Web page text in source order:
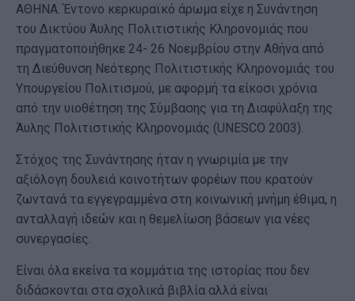
ΑΘΗΝΑ. Έντονο κερκυραϊκό άρωμα είχε η Συνάντηση
του Δικτύου Άυλης Πολιτιστικής Κληρονομιάς που
πραγματοποιήθηκε 24- 26 Νοεμβρίου στην Αθήνα από
τη Διεύθυνση Νεότερης Πολιτιστικής Κληρονομιάς του
Υπουργείου Πολιτισμού, με αφορμή τα είκοσι χρόνια
από την υιοθέτηση της Σύμβασης για τη Διαφύλαξη της
Άυλης Πολιτιστικής Κληρονομιάς (UNESCO 2003).
Στόχος της Συνάντησης ήταν η γνωριμία με την
αξιόλογη δουλειά κοινοτήτων φορέων που κρατούν
ζωντανά τα εγγεγραμμένα στη κοινωνική μνήμη έθιμα, η
ανταλλαγή ιδεών και η θεμελίωση βάσεων για νέες
συνεργασίες.
Είναι όλα εκείνα τα κομμάτια της ιστορίας που δεν
διδάσκονται στα σχολικά βιβλία αλλά είναι